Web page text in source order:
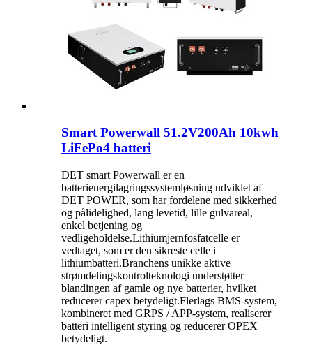
Smart Powerwall 51.2V200Ah 10kwh
LiFePo4 batteri
DET smart Powerwall er en
batterienergilagringssystemløsning udviklet af
DET POWER, som har fordelene med sikkerhed
og pålidelighed, lang levetid, lille gulvareal,
enkel betjening og
vedligeholdelse.Lithiumjernfosfatcelle er
vedtaget, som er den sikreste celle i
lithiumbatteri.Branchens unikke aktive
strømdelingskontrolteknologi understøtter
blandingen af ​​gamle og nye batterier, hvilket
reducerer capex betydeligt.Flerlags BMS-system,
kombineret med GRPS / APP-system, realiserer
batteri intelligent styring og reducerer OPEX
betydeligt.